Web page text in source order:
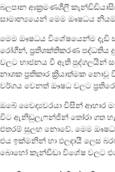
බලපාන ආක්‍රමණශීලී
සාමාන්‍යයෙන් මෙම ඖෂධය
මෙම ඖෂධය විශේෂයෙන්ම දැඩි
රෝගීන්, ප්‍රතිශක්තිකරණ පද්ධතිය
වලට භාජනය වී ඇති පුද්ගලයින්
නාශක ප්‍රතිකාර ක්‍රියාත්මක
වර්ගය වෙනත් ඖෂධ වලට
ඔබේ වෛද්‍යවරයා විසින් ආහාර
විට ඇනිඩුලැෆන්ජින් තෝරා ගත
එතරම් සුලභ නොවේ. මෙම
එය ඉක්මනින් හා ඵලදායී ලෙස
බොහෝ කැන්ඩීඩා විශේෂ වලට